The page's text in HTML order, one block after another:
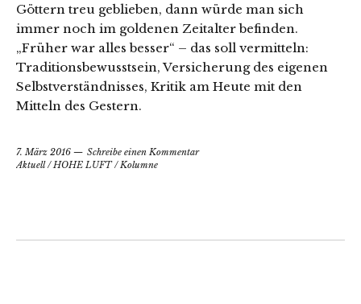
Göttern treu geblieben, dann würde man sich
immer noch im goldenen Zeitalter befinden.
„Früher war alles besser“ – das soll vermitteln:
Traditionsbewusstsein, Versicherung des eigenen
Selbstverständnisses, Kritik am Heute mit den
Mitteln des Gestern.
7. März 2016
Schreibe einen Kommentar
Aktuell/HOHE LUFT/Kolumne